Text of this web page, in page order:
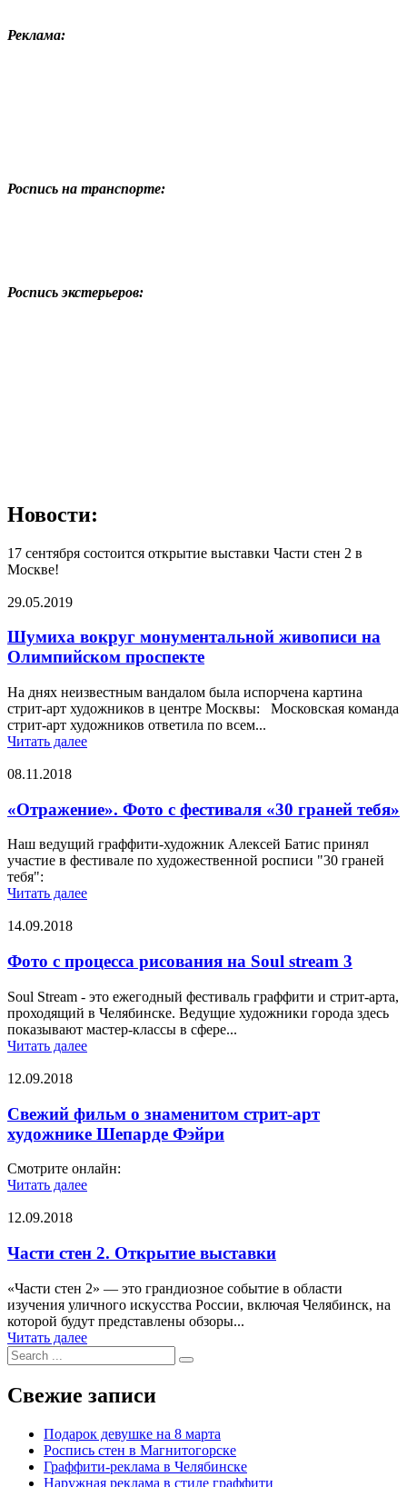
Реклама:
Роспись на транспорте:
Роспись экстерьеров:
Новости:
17 сентября состоится открытие выставки Части стен 2 в
Москве!
29.05.2019
Шумиха вокруг монументальной живописи на
Олимпийском проспекте
На днях неизвестным вандалом была испорчена картина
стрит-арт художников в центре Москвы: Московская команда
стрит-арт художников ответила по всем...
Читать далее
08.11.2018
«Отражение». Фото с фестиваля «30 граней тебя»
Наш ведущий граффити-художник Алексей Батис принял
участие в фестивале по художественной росписи "30 граней
тебя":
Читать далее
14.09.2018
Фото с процесса рисования на Soul stream 3
Soul Stream - это ежегодный фестиваль граффити и стрит-арта,
проходящий в Челябинске. Ведущие художники города здесь
показывают мастер-классы в сфере...
Читать далее
12.09.2018
Свежий фильм о знаменитом стрит-арт
художнике Шепарде Фэйри
Смотрите онлайн:
Читать далее
12.09.2018
Части стен 2. Открытие выставки
«Части стен 2» — это грандиозное событие в области
изучения уличного искусства России, включая Челябинск, на
которой будут представлены обзоры...
Читать далее
Search
for:
Свежие записи
Подарок девушке на 8 марта
Роспись стен в Магнитогорске
Граффити-реклама в Челябинске
Наружная реклама в стиле граффити